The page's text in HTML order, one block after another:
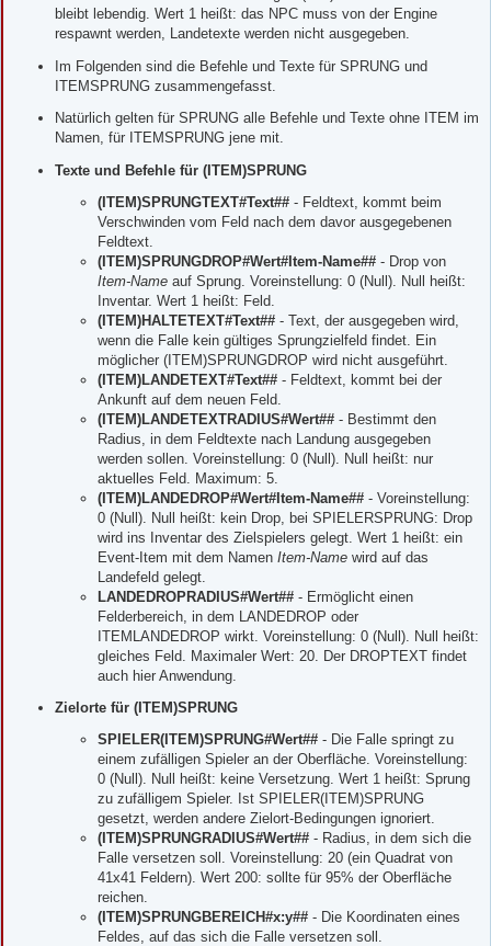
bleibt lebendig. Wert 1 heißt: das NPC muss von der Engine
respawnt werden, Landetexte werden nicht ausgegeben.
Im Folgenden sind die Befehle und Texte für SPRUNG und
ITEMSPRUNG zusammengefasst.
Natürlich gelten für SPRUNG alle Befehle und Texte ohne ITEM im
Namen, für ITEMSPRUNG jene mit.
Texte und Befehle für (ITEM)SPRUNG
(ITEM)SPRUNGTEXT#Text## - Feldtext, kommt beim
Verschwinden vom Feld nach dem davor ausgegebenen
Feldtext.
(ITEM)SPRUNGDROP#Wert#Item-Name## - Drop von
Item-Name auf Sprung. Voreinstellung: 0 (Null). Null heißt:
Inventar. Wert 1 heißt: Feld.
(ITEM)HALTETEXT#Text## - Text, der ausgegeben wird,
wenn die Falle kein gültiges Sprungzielfeld findet. Ein
möglicher (ITEM)SPRUNGDROP wird nicht ausgeführt.
(ITEM)LANDETEXT#Text## - Feldtext, kommt bei der
Ankunft auf dem neuen Feld.
(ITEM)LANDETEXTRADIUS#Wert## - Bestimmt den
Radius, in dem Feldtexte nach Landung ausgegeben
werden sollen. Voreinstellung: 0 (Null). Null heißt: nur
aktuelles Feld. Maximum: 5.
(ITEM)LANDEDROP#Wert#Item-Name## - Voreinstellung:
0 (Null). Null heißt: kein Drop, bei SPIELERSPRUNG: Drop
wird ins Inventar des Zielspielers gelegt. Wert 1 heißt: ein
Event-Item mit dem Namen Item-Name wird auf das
Landefeld gelegt.
LANDEDROPRADIUS#Wert## - Ermöglicht einen
Felderbereich, in dem LANDEDROP oder
ITEMLANDEDROP wirkt. Voreinstellung: 0 (Null). Null heißt:
gleiches Feld. Maximaler Wert: 20. Der DROPTEXT findet
auch hier Anwendung.
Zielorte für (ITEM)SPRUNG
SPIELER(ITEM)SPRUNG#Wert## - Die Falle springt zu
einem zufälligen Spieler an der Oberfläche. Voreinstellung:
0 (Null). Null heißt: keine Versetzung. Wert 1 heißt: Sprung
zu zufälligem Spieler. Ist SPIELER(ITEM)SPRUNG
gesetzt, werden andere Zielort-Bedingungen ignoriert.
(ITEM)SPRUNGRADIUS#Wert## - Radius, in dem sich die
Falle versetzen soll. Voreinstellung: 20 (ein Quadrat von
41x41 Feldern). Wert 200: sollte für 95% der Oberfläche
reichen.
(ITEM)SPRUNGBEREICH#x:y## - Die Koordinaten eines
Feldes, auf das sich die Falle versetzen soll.